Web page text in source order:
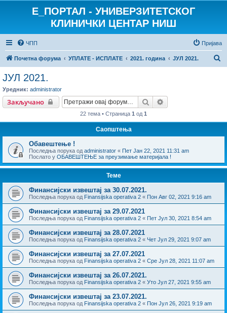
E_ПОРТАЛ - УНИВЕРЗИТЕТСКОГ
КЛИНИЧКИ ЦЕНТАР НИШ
ЧПП Пријава
Почетна форума УПЛАТЕ - ИСПЛАТЕ 2021. година ЈУЛ 2021.
ЈУЛ 2021.
Уредник: administrator
Закључано Претрага
22 тема • Страница 1 од 1
Саопштења
Обавештење !
Последња порука од administrator « Пет Јан 22, 2021 11:31 am
Послато у ОБАВЕШТЕЊЕ за преузимање материјала !
Теме
Финансијски извештај за 30.07.2021.
Последња порука од Finansijska operativa 2 « Пон Авг 02, 2021 9:16 am
Финансијски извештај за 29.07.2021
Последња порука од Finansijska operativa 2 « Пет Јул 30, 2021 8:54 am
Финансијски извештај за 28.07.2021
Последња порука од Finansijska operativa 2 « Чет Јул 29, 2021 9:07 am
Финансијски извештај за 27.07.2021
Последња порука од Finansijska operativa 2 « Сре Јул 28, 2021 11:07 am
Финансијски извештај за 26.07.2021.
Последња порука од Finansijska operativa 2 « Уто Јул 27, 2021 9:55 am
Финансијски извештај за 23.07.2021.
Последња порука од Finansijska operativa 2 « Пон Јул 26, 2021 9:19 am